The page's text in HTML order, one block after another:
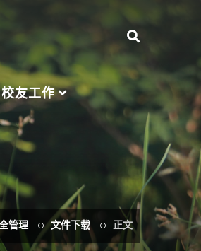
校友工作
管理 文件下载 正文